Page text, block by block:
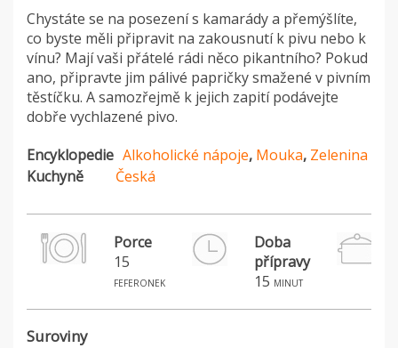
Chystáte se na posezení s kamarády a přemýšlíte,
co byste měli připravit na zakousnutí k pivu nebo k
vínu? Mají vaši přátelé rádi něco pikantního? Pokud
ano, připravte jim pálivé papričky smažené v pivním
těstíčku. A samozřejmě k jejich zapití podávejte
dobře vychlazené pivo.
Encyklopedie Alkoholické nápoje, Mouka, Zelenina
Kuchyně
Česká
Porce
15
feferonek
Doba
přípravy
15 minut
Suroviny